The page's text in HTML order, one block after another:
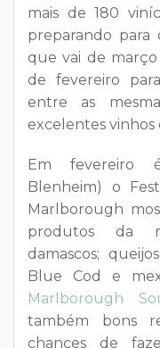
mais de 180
preparando para
que vai de
de fevereiro
entre as
excelentes vinhos
Em fevereiro
Blenheim) o
Marlborough
produtos da
damascos;
Blue Cod e
Marlborough
também bons
chances de